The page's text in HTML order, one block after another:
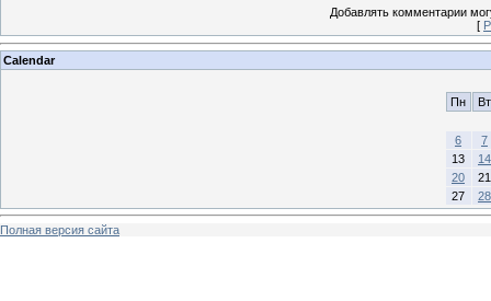
Добавлять комментарии
[
Calendar
Пн Вт
6
7
13
14
20
21
27
28
Полная версия сайта